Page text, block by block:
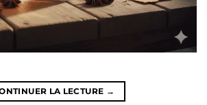
LA LECTURE →